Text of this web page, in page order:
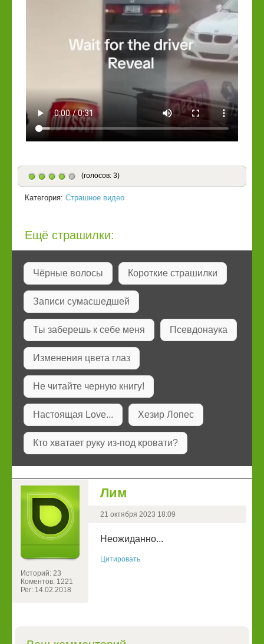
(голосов: 3)
Категория: Страшное видео
Ещё страшилки:
Чёрные волосы Короткие страшилки
Записи сумасшедшей
Ты заберешь к себе меня Псевдонаука
Изменения цвета глаз
Не читайте черную книгу!
Настоящая Love... Хезир Лопес
Кто хватает руку из-под кровати?
Историй: 23
Коментов: 1221
Рег: 14.02.2018
Лим
21 октября 2023 18:09
Неожиданно...
Цитировать